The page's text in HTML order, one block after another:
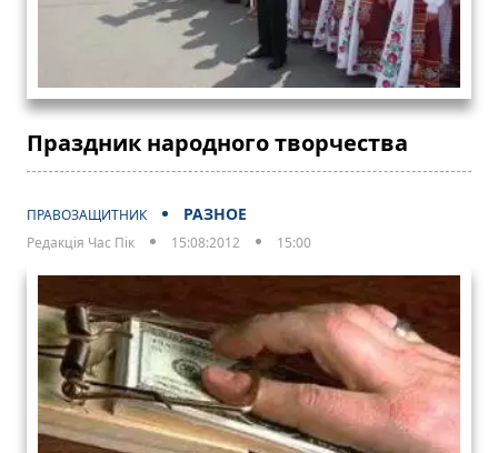
Праздник народного творчества
ПРАВОЗАЩИТНИК РАЗНОЕ
Редакція Час Пік 15:08:2012 15:00